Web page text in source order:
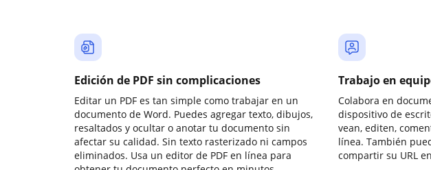
Edición de PDF sin complicaciones
Editar un PDF es tan simple como trabajar en un
documento de Word. Puedes agregar texto, dibujos,
resaltados y ocultar o anotar tu documento sin
afectar su calidad. Sin texto rasterizado ni campos
eliminados. Usa un editor de PDF en línea para
Trabajo en
Colabora en
dispositivo de
vean, editen,
línea. También
compartir su URL